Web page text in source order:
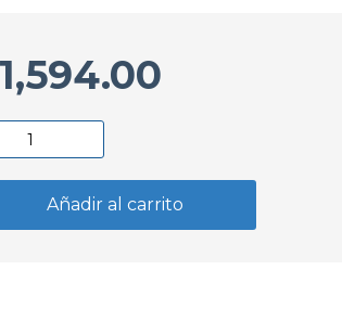
1,594.00
Añadir al carrito